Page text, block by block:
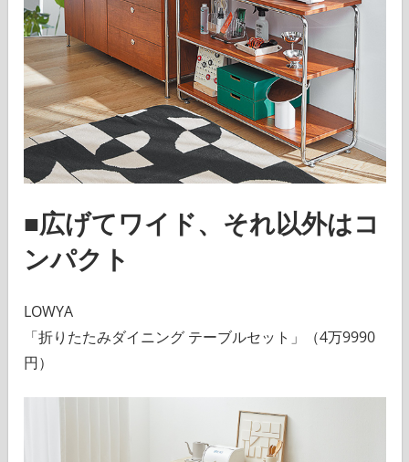
■広げてワイド、それ以外はコ
ンパクト
LOWYA
「折りたたみダイニング テーブルセット」（4万9990
円）